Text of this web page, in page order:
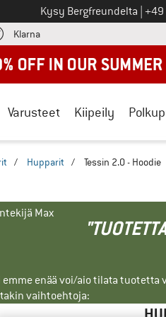
Kysy Bergfreundelta +49
KlarnaLöydä maksutiedot täältä!
Varusteet Kiipeily
/ Hupparit / Tessin 2.0 - Hoodie
Max
enää voi/aio tilata tuotetta
vaihtoehtoja: